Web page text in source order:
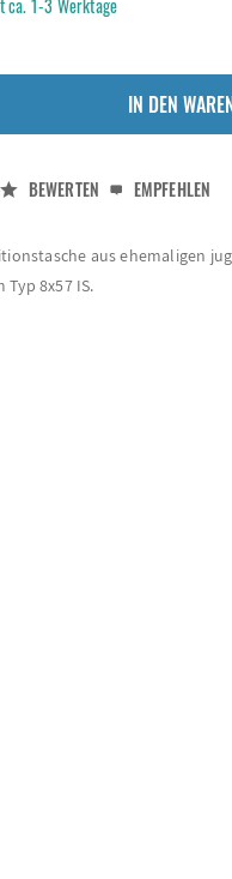
ca. 1-3 Werktage
IN DEN
BEWERTEN EMPFEHLEN
aus ehemaligen
8x57 IS.